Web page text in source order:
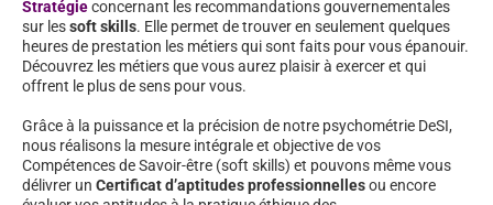
Stratégieconcernant les recommandations gouvernementales
sur lessoft skills. Elle permet de trouver en seulement quelques
heures de prestation les métiers qui sont faits pour vous épanouir.
Découvrez les métiers que vous aurez plaisir à exercer et qui
offrent le plus de sens pour vous.
Grâce à la puissance et la précision de notre psychométrie DeSI,
nous réalisons la mesure intégrale et objective de vos
Compétences de Savoir-être (soft skills) et pouvons même vous
délivrer un Certificat d’aptitudes professionnellesou encore